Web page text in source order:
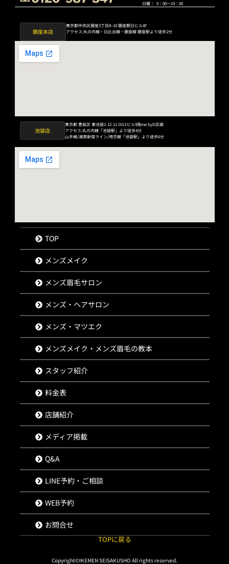
日曜｜ 9：00〜19：00
銀座本店
東京都中央区銀座3丁目8−10 銀座朝日ビル4F
アクセス:丸の内線・日比谷線・銀座線 銀座駅より徒歩2分
池袋店
東京都 豊島区 東池袋1-12-11 OGSビル9階me byD区画
アクセス:丸の内線「池袋駅」より徒歩4分
山手線/湘南新宿ライン/埼京線「池袋駅」より徒歩6分
TOP
メンズメイク
メンズ眉毛サロン
メンズ・ヘアサロン
メンズ・マツエク
メンズメイク・メンズ眉毛の教本
スタッフ紹介
料金表
店舗紹介
メディア掲載
Q&A
LINE予約・ご相談
WEB予約
お問合せ
TOPに戻る
Copyright©IKEMEN SEISAKUSHO All rights reserved.